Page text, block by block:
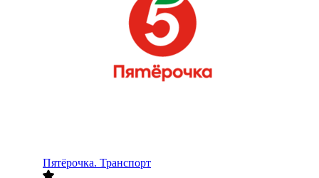
Пятёрочка. Транспорт